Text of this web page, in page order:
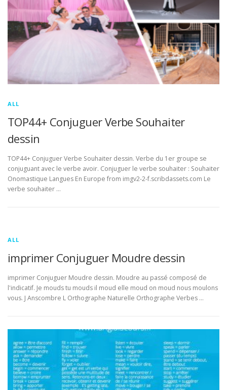
ALL
TOP44+ Conjuguer Verbe Souhaiter
dessin
TOP44+ Conjuguer Verbe Souhaiter dessin. Verbe du 1er groupe se
conjuguant avec le verbe avoir. Conjuguer le verbe souhaiter : Souhaiter
Onomastique Langues En Europe from imgv2-2-f.scribdassets.com Le
verbe souhaiter …
ALL
imprimer Conjuguer Moudre dessin
imprimer Conjuguer Moudre dessin. Moudre au passé composé de
l'indicatif. Je mouds tu mouds il moud elle moud on moud nous moulons
vous. J Anscombre L Orthographe Naturelle Orthographe Verbes …